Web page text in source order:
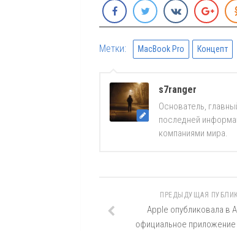
Метки: MacBook Pro Концепт
s7ranger
Основатель,
последней
компаниями мира.
ПРЕДЫДУЩАЯ
Apple опубликовала в
официальное приложение